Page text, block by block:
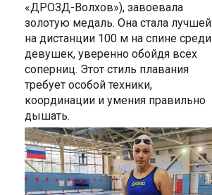
«ДРОЗД-Волхов»), завоевала
золотую медаль. Она стала лучшей
на дистанции 100 м на спине среди
девушек, уверенно обойдя всех
соперниц. Этот стиль плавания
требует особой техники,
координации и умения правильно
дышать.